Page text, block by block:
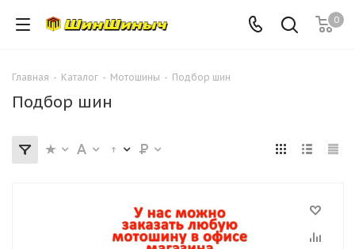
0
Главная - Каталог - Мотошины - Подбор шин
Подбор шин